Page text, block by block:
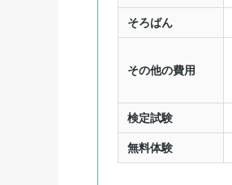
そろばん
その他の費用
検定試験
無料体験